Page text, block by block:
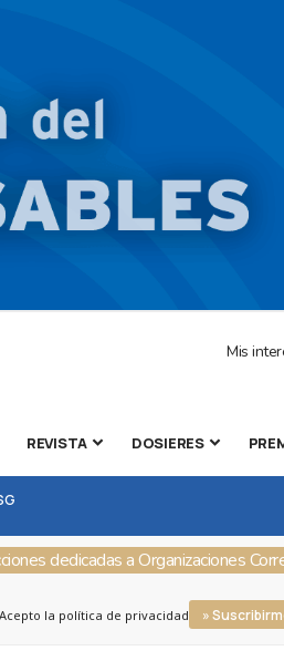
Mis
REVISTA DOSIERES
dedicadas a Organizaciones
la política de privacidad »